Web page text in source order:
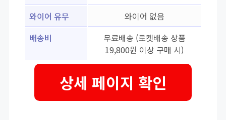
와이어 유무
와이어 없음
배송비
무료배송 (로켓배송 상품
19,800원 이상 구매 시)
상세 페이지 확인